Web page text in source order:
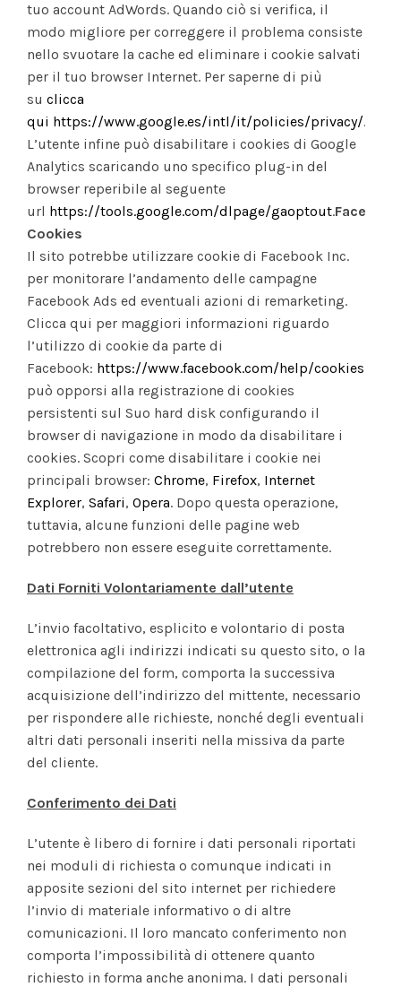
tuo account AdWords. Quando ciò si verifica, il
modo migliore per correggere il problema consiste
nello svuotare la cache ed eliminare i cookie salvati
per il tuo browser Internet. Per saperne di più
su clicca
qui https://www.google.es/intl/it/policies/privacy/.
L’utente infine può disabilitare i cookies di Google
Analytics scaricando uno specifico plug-in del
browser reperibile al seguente
url https://tools.google.com/dlpage/gaoptout.Facebook
Cookies
Il sito potrebbe utilizzare cookie di Facebook Inc.
per monitorare l’andamento delle campagne
Facebook Ads ed eventuali azioni di remarketing.
Clicca qui per maggiori informazioni riguardo
l’utilizzo di cookie da parte di
Facebook: https://www.facebook.com/help/cookies/
può opporsi alla registrazione di cookies
persistenti sul Suo hard disk configurando il
browser di navigazione in modo da disabilitare i
cookies. Scopri come disabilitare i cookie nei
principali browser: Chrome, Firefox, Internet
Explorer, Safari, Opera. Dopo questa operazione,
tuttavia, alcune funzioni delle pagine web
potrebbero non essere eseguite correttamente.
Dati Forniti Volontariamente dall’utente
L’invio facoltativo, esplicito e volontario di posta
elettronica agli indirizzi indicati su questo sito, o la
compilazione del form, comporta la successiva
acquisizione dell’indirizzo del mittente, necessario
per rispondere alle richieste, nonché degli eventuali
altri dati personali inseriti nella missiva da parte
del cliente.
Conferimento dei Dati
L’utente è libero di fornire i dati personali riportati
nei moduli di richiesta o comunque indicati in
apposite sezioni del sito internet per richiedere
l’invio di materiale informativo o di altre
comunicazioni. Il loro mancato conferimento non
comporta l’impossibilità di ottenere quanto
richiesto in forma anche anonima. I dati personali